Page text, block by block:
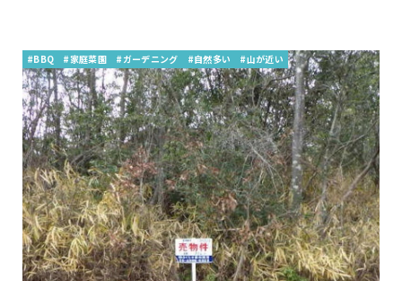
#BBQ #家庭菜園 #ガーデニング #自然多い #山が近い